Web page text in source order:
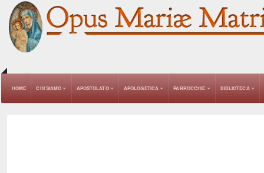
HOME CHI SIAMO APOSTOLATO APOLOGETICA PARROCCHIE BIBLIOTECA